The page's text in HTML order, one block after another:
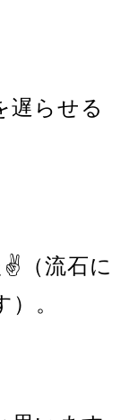
遅らせる
（流石に
。